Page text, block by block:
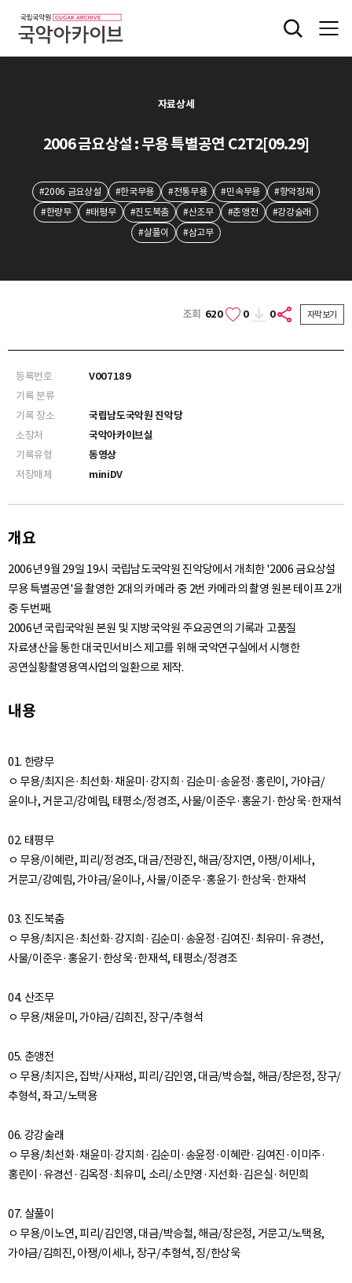
자료상세
2006 금요상설 : 무용 특별공연 C2T2[09.29]
#2006 금요상설 #한국무용 #전통무용 #민속무용
#향악정재
#한량무
#태평무 #진도북춤 #산조무 #춘앵전
#강강술래
#살풀이
#삼고무
조회 620 0 0 자막보기
등록번호
V007189
기록 분류
기록 장소
국립남도국악원 진악당
소장처
국악아카이브실
기록유형
동영상
저장매체
miniDV
개요
2006년 9월 29일 19시 국립남도국악원 진악당에서 개최한 '2006 금요상설
무용 특별공연'을 촬영한 2대의 카메라 중 2번 카메라의 촬영 원본 테이프 2개
중 두번째.
2006년 국립국악원 본원 및 지방국악원 주요공연의 기록과 고품질
자료생산을 통한 대국민서비스 제고를 위해 국악연구실에서 시행한
공연실황촬영용역사업의 일환으로 제작.
내용
01. 한량무
ㅇ 무용/최지은·최선화·채윤미·강지희·김순미·송윤정·홍린이, 가야금/
윤이나, 거문고/강예림, 태평소/정경조, 사물/이준우·홍윤기·한상욱·한재석
02. 태평무
ㅇ 무용/이혜란, 피리/정경조, 대금/전광진, 해금/장지연, 아쟁/이세나,
거문고/강예림, 가야금/윤이나, 사물/이준우·홍윤기·한상욱·한재석
03. 진도북춤
ㅇ 무용/최지은·최선화·강지희·김순미·송윤정·김여진·최유미·유경선,
사물/이준우·홍윤기·한상욱·한재석, 태평소/정경조
04. 산조무
ㅇ 무용/채윤미, 가야금/김희진, 장구/추형석
05. 춘앵전
ㅇ 무용/최지은, 집박/사재성, 피리/김인영, 대금/박승철, 해금/장은정, 장구/
추형석, 좌고/노택용
06. 강강술래
ㅇ 무용/최선화·채윤미·강지희·김순미·송윤정·이혜란·김여진·이미주·
홍린이·유경선·김옥정·최유미, 소리/소민영·지선화·김은실·허민희
07. 살풀이
ㅇ 무용/이노연, 피리/김인영, 대금/박승철, 해금/장은정, 거문고/노택용,
가야금/김희진, 아쟁/이세나, 장구/추형석, 징/한상욱